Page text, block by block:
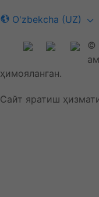
O'zbekcha (UZ)
©
ҳимояланган.
Сайт яратиш